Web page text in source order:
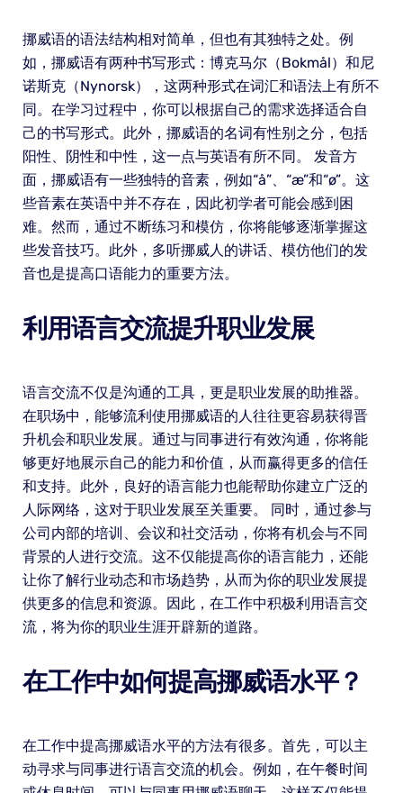
挪威语的语法结构相对简单，但也有其独特之处。例
如，挪威语有两种书写形式：博克马尔（Bokmål）和尼
诺斯克（Nynorsk），这两种形式在词汇和语法上有所不
同。在学习过程中，你可以根据自己的需求选择适合自
己的书写形式。此外，挪威语的名词有性别之分，包括
阳性、阴性和中性，这一点与英语有所不同。 发音方
面，挪威语有一些独特的音素，例如“å”、“æ”和“ø”。这
些音素在英语中并不存在，因此初学者可能会感到困
难。然而，通过不断练习和模仿，你将能够逐渐掌握这
些发音技巧。此外，多听挪威人的讲话、模仿他们的发
音也是提高口语能力的重要方法。
利用语言交流提升职业发展
语言交流不仅是沟通的工具，更是职业发展的助推器。
在职场中，能够流利使用挪威语的人往往更容易获得晋
升机会和职业发展。通过与同事进行有效沟通，你将能
够更好地展示自己的能力和价值，从而赢得更多的信任
和支持。此外，良好的语言能力也能帮助你建立广泛的
人际网络，这对于职业发展至关重要。 同时，通过参与
公司内部的培训、会议和社交活动，你将有机会与不同
背景的人进行交流。这不仅能提高你的语言能力，还能
让你了解行业动态和市场趋势，从而为你的职业发展提
供更多的信息和资源。因此，在工作中积极利用语言交
流，将为你的职业生涯开辟新的道路。
在工作中如何提高挪威语水平？
在工作中提高挪威语水平的方法有很多。首先，可以主
动寻求与同事进行语言交流的机会。例如，在午餐时间